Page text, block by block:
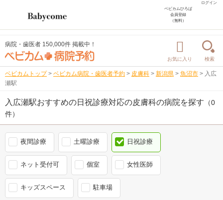
ログイン
ベビカムひろば
会員登録
（無料）
病院・歯医者 150,000件 掲載中！
お気に入り 検索
ベビカムトップ > ベビカム病院・歯医者予約 > 皮膚科 > 新潟県 > 魚沼市 > 入広
瀬駅
入広瀬駅おすすめの日祝診療対応の皮膚科の病院を探す （0
件）
夜間診療 土曜診療 日祝診療
ネット受付可 個室 女性医師
キッズスペース 駐車場